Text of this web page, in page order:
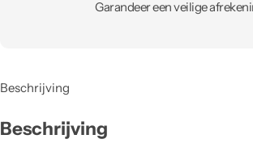
Garandeer een veilige
Beschrijving
Beschrijving